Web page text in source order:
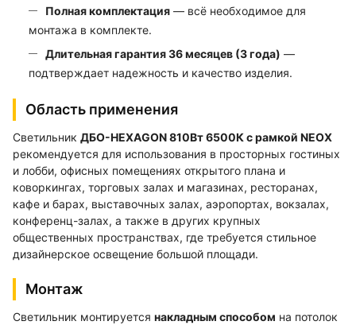
Полная комплектация — всё необходимое для
монтажа в комплекте.
Длительная гарантия 36 месяцев (3 года) —
подтверждает надежность и качество изделия.
Область применения
Светильник ДБО-HEXAGON 810Вт 6500К с рамкой NEOX
рекомендуется для использования в просторных гостиных
и лобби, офисных помещениях открытого плана и
коворкингах, торговых залах и магазинах, ресторанах,
кафе и барах, выставочных залах, аэропортах, вокзалах,
конференц-залах, а также в других крупных
общественных пространствах, где требуется стильное
дизайнерское освещение большой площади.
Монтаж
Светильник монтируется накладным способом на потолок